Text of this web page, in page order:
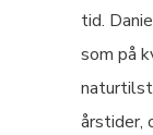
tid.
som på
årstider,